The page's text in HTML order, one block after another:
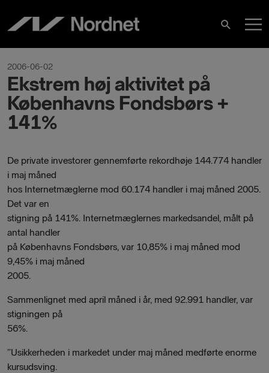
innehåll
Sök
2006-06-02
Ekstrem høj aktivitet på
Københavns Fondsbørs +
141%
De private investorer gennemførte rekordhøje 144.774 handler
i maj måned
hos Internetmæglerne mod 60.174 handler i maj måned 2005.
Det var en
stigning på 141%. Internetmæglernes markedsandel, målt på
antal handler
på Københavns Fondsbørs, var 10,85% i maj måned mod
9,45% i maj måned
2005.
Sammenlignet med april måned i år, med 92.991 handler, var
stigningen på
56%.
”Usikkerheden i markedet under maj måned medførte enorme
kursudsving.